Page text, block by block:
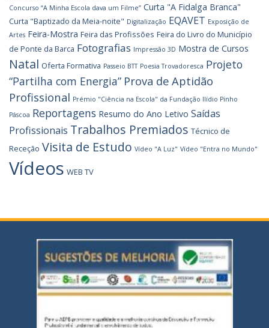
Concurso “A Minha Escola dava um Filme” Curta "A Fidalga Branca"
Curta "Baptizado da Meia-noite" Digitalização EQAVET Exposição de
Artes Feira-Mostra Feira das Profissões Feira do Livro do Município
de Ponte da Barca Fotografias Impressão 3D Mostra de Cursos
Natal Oferta Formativa Passeio BTT Poesia Trovadoresca Projeto
“Partilha com Energia” Prova de Aptidão
Profissional Prémio "Ciência na Escola" da Fundação Ilídio Pinho
Páscoa Reportagens Resumo do Ano Letivo Saídas
Profissionais Trabalhos Premiados Técnico de
Receção Visita de Estudo Vídeo "A Luz" Vídeo "Entra no Mundo"
Vídeos WEB TV